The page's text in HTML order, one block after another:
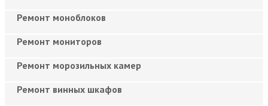
Ремонт моноблоков
Ремонт мониторов
Ремонт морозильных камер
Ремонт винных шкафов